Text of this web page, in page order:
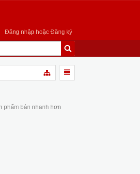
Đăng nhập hoặc Đăng ký
phẩm bán nhanh hơn